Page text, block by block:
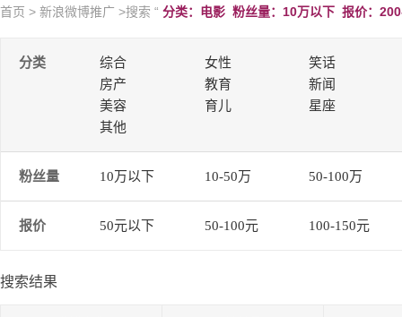
首页 > 新浪微博推广 >搜索 “ 分类：电影 粉丝量：10万以下 报价：
分类 综合 女性
笑话
房产
教育
新闻
美容
育儿
星座
其他
粉丝量 10万以下 10-50万 50-100万
报价 50元以下 50-100元 100-150元
搜索结果